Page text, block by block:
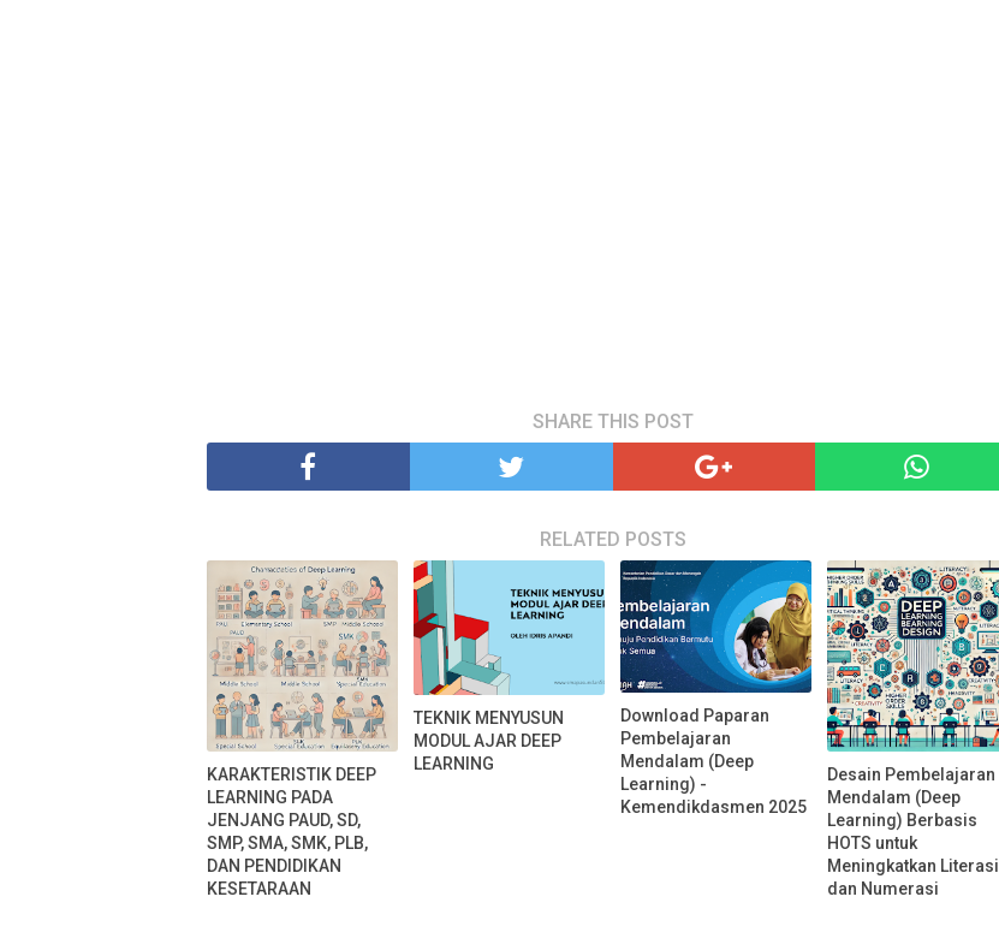
SHARE THIS POST
RELATED POSTS
KARAKTERISTIK DEEP
LEARNING PADA
JENJANG PAUD, SD,
SMP, SMA, SMK, PLB,
DAN PENDIDIKAN
KESETARAAN
TEKNIK MENYUSUN
MODUL AJAR DEEP
LEARNING
Download Paparan
Pembelajaran
Mendalam (Deep
Learning) -
Kemendikdasmen 2025
Desain Pembelajaran
Mendalam (Deep
Learning) Berbasis
HOTS untuk
Meningkatkan Literasi
dan Numerasi